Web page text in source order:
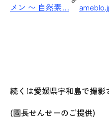
メン 〜 自然素…
続くは愛媛県宇和島で撮影
(園長せんせーのご提供)